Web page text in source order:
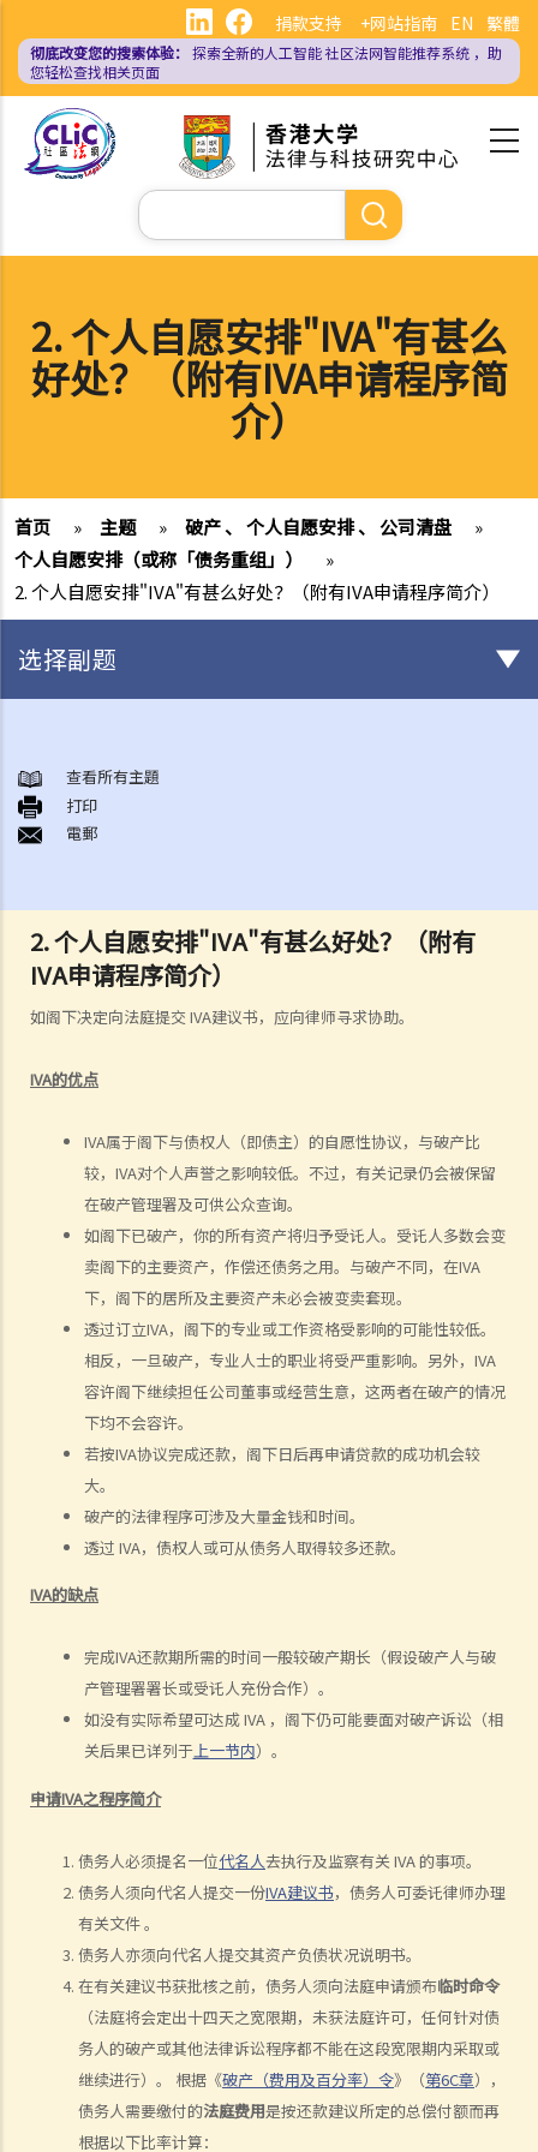
主
EN 繁體
捐款支持 +网站指南
彻底改变您的搜索体验： 探索全新的人工智能社区法网智能推荐系统 ，助
您轻松查找相关页面
搜
索
2. 个人自愿安排"IVA"有甚么
好处？（附有IVA申请程序简
介）
首页 » 主题 » 破产 、 个人自愿安排 、 公司清盘
»
个人自愿安排（或称「债务重组」）
»
2. 个人自愿安排"IVA"有甚么好处？（附有IVA申请程序简介）
2. 个人自愿安排"IVA"有甚么好处？（附有
IVA申请程序简介）
如阁下决定向法庭提交 IVA建议书，应向律师寻求协助。
IVA的优点
IVA属于阁下与债权人（即债主）的自愿性协议，与破产比
较，IVA对个人声誉之影响较低。不过，有关记录仍会被保留
在破产管理署及可供公众查询。
如阁下已破产，你的所有资产将归予受讬人。受讬人多数会变
卖阁下的主要资产，作偿还债务之用。与破产不同，在IVA
下，阁下的居所及主要资产未必会被变卖套现。
透过订立IVA，阁下的专业或工作资格受影响的可能性较低。
相反，一旦破产，专业人士的职业将受严重影响。另外，IVA
容许阁下继续担任公司董事或经营生意，这两者在破产的情况
下均不会容许。
若按IVA协议完成还款，阁下日后再申请贷款的成功机会较
大。
破产的法律程序可涉及大量金钱和时间。
透过 IVA，债权人或可从债务人取得较多还款。
IVA的缺点
完成IVA还款期所需的时间一般较破产期长（假设破产人与破
产管理署署长或受讬人充份合作）。
如没有实际希望可达成 IVA ，阁下仍可能要面对破产诉讼（相
关后果已详列于上一节内）。
申请IVA之程序简介
债务人必须提名一位代名人去执行及监察有关 IVA的事项。
债务人须向代名人提交一份IVA建议书，债务人可委讬律师办理
有关文件 。
债务人亦须向代名人提交其资产负债状况说明书。
在有关建议书获批核之前，债务人须向法庭申请颁布临时命令
（法庭将会定出十四天之宽限期，未获法庭许可，任何针对债
务人的破产或其他法律诉讼程序都不能在这段宽限期内采取或
继续进行）。 根据《破产（费用及百分率）令》（第6C章），
债务人需要缴付的法庭费用是按还款建议所定的总偿付额而再
根据以下比率计算：
选择副题
A. 破产诉讼简介
B. 问与答
1. 破产诉讼是否只可以由债权人提出？（附有提交诉讼文件的程序简
2. 破产管理署之主要职责是甚么？
3. 我可否于破产管理署找到某人之破产纪录？
4. 破产会带来什么后果？
5. 破产人是否需要交出所有收入予受托人？
行甚么活动？
8. 出售破产人资产后的偿付顺序是如何？
9. 如果我被拖欠薪金，我可否向老板提出破产诉讼？
10. 破产人于何时才能获法庭解除破产令？当破产令解除后，破产人是
否仍需要偿还债项？
11. 破产诉讼可牵涉到甚么刑事罪行？
C. 举例说明
1. ABC银行可否于现阶段提出破产呈请？
2. 如法定要求偿债书不能送交到T先生手上，又或他蓄意逃避接收此偿
债书，ABC银行可采取甚么行动？
3. 除必须有效地将法定要求偿债书送交 T先生，ABC银行还须符合甚么
条件才可提交破产呈请书？
4. 于破产呈请之法庭聆讯中，T先生表示因长期逗留于中国大陆，而没
有收到法定要求偿债书，并只于聆讯前两日才收到有关破产呈请书。T
5. 如法庭向 T先生颁布破产令，他会面对甚么后果？
8.如T先生将其私家车送给兄长，他可能要承受甚么法律责任？
9.当法庭向T先生颁布破产令后，ABC银行可采取甚么行动?
11. T先生可否向法庭申请提早解除破产令?
1.如债务人不想为欠债而破产，是否有其他选择？
2. 个人自愿安排"IVA"有甚么好处？（附有IVA申请程序简介）
3. IVA建议书应包含甚么内容？
4. 如IVA建议书获得通过，债务人将会承担甚么后果？
5. 举例说明
1. 以M小姐之个案而言，IVA如何比破产优胜？
2. 于 IVA申请过程中，M小姐需要做些甚么工作？
3.M小姐之 IVA建议书应包含甚么内容？
查看所有主題
打印
電郵